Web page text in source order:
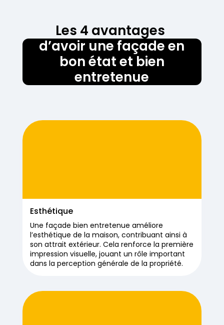
Les 4 avantages
d’avoir une façade en
bon état et bien
entretenue
Esthétique
Une façade bien entretenue améliore
l’esthétique de la maison, contribuant ainsi à
son attrait extérieur. Cela renforce la première
impression visuelle, jouant un rôle important
dans la perception générale de la propriété.